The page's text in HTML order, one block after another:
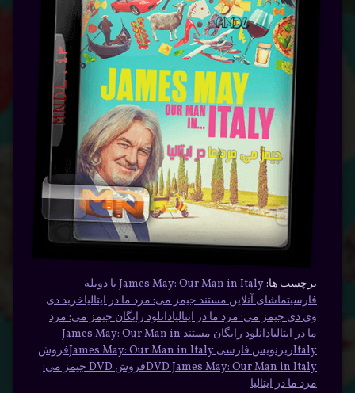
برچسب ها:
James May: Our Man in Italy با دوبله
فارسیتماشای آنلاین مستند جیمز می: مرد ما در ایتالیاخرید دی
وی دی جیمز می: مرد ما در ایتالیادانلود رایگان جیمز می: مرد
ما در ایتالیا
دانلود رایگان مستند James May: Our Man in
Italyزیرنویس فارسی James May: Our Man in Italy
فروش
DVD James May: Our Man in Italy
فروش DVD جیمز می:
مرد ما در ایتالیا